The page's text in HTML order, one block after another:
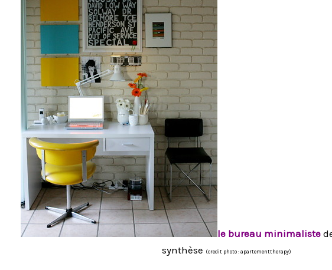
le bureau minimaliste
synthèse (credit photo : apartementtherapy)